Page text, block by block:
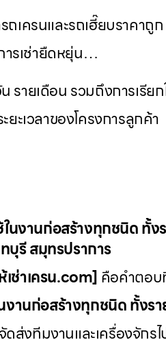
เครนและรถเฮี๊ยบราคาถูก
ารเช่ายืดหยุ่น…
รายเดือน รวมถึงการเรี
ะเวลาของโครงการลูกค้า
ในงานก่อสร้างทุกชนิด ทั้
ทบุรี สมุทรปราการ
เช่าเครน.com]คือคำตอบ
นงานก่อสร้างทุกชนิด ทั้งร
ดส่งทีมงานและเครื่องจักร